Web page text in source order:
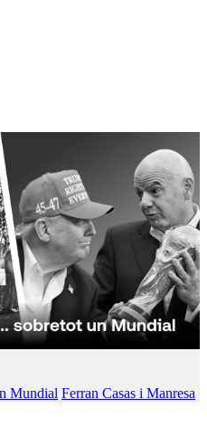
Mundial Ferran Casas i Manresa